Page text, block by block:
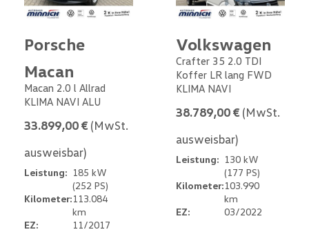
Porsche
Macan
Macan 2.0 l Allrad
KLIMA NAVI ALU
33.899,00 € (MwSt.
ausweisbar)
Leistung: 185 kW
(252 PS)
Kilometer:113.084
km
EZ:
11/2017
Volkswagen
Crafter 35 2.0 TDI
Koffer LR lang FWD
KLIMA NAVI
38.789,00 € (MwSt.
ausweisbar)
Leistung: 130 kW
(177 PS)
Kilometer:103.990
km
EZ:
03/2022